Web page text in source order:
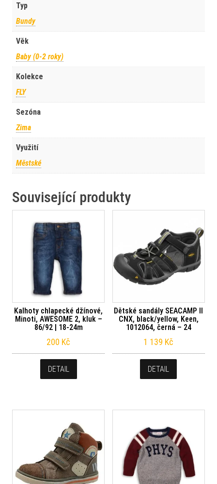
Typ
Bundy
Věk
Baby (0-2 roky)
Kolekce
FLY
Sezóna
Zima
Využití
Městské
Související produkty
Kalhoty chlapecké džínové,
Minoti, AWESOME 2, kluk –
86/92 | 18-24m
200 Kč
DETAIL
Dětské sandály SEACAMP II
CNX, black/yellow, Keen,
1012064, černá – 24
1 139 Kč
DETAIL